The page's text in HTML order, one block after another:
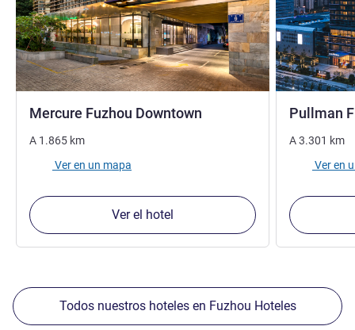
Mercure Fuzhou Downtown
A 1.865 km
Ver en un mapa
Ver el hotel
Pullman
A3.301 km
Ver en
Todos nuestros hoteles en Fuzhou Hoteles